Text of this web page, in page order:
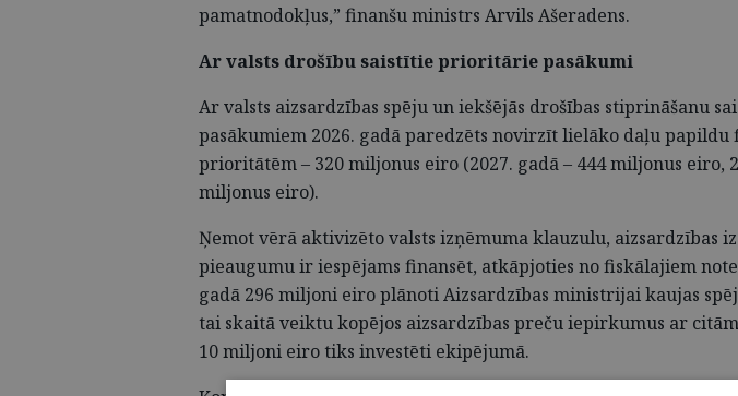
pamatnodokļus,” finanšu ministrs Arvils Ašeradens.
Ar valsts drošību saistītie prioritārie pasākumi
Ar valsts aizsardzības spēju un iekšējās drošības stiprināšanu
pasākumiem 2026. gadā paredzēts novirzīt lielāko daļu papildu
prioritātēm – 320 miljonus eiro (2027. gadā – 444 miljonus eiro,
miljonus eiro).
Ņemot vērā aktivizēto valsts izņēmuma klauzulu, aizsardzības
pieaugumu ir iespējams finansēt, atkāpjoties no fiskālajiem
gadā 296 miljoni eiro plānoti Aizsardzības ministrijai kaujas
tai skaitā veiktu kopējos aizsardzības preču iepirkumus ar
10 miljoni eiro tiks investēti ekipējumā.